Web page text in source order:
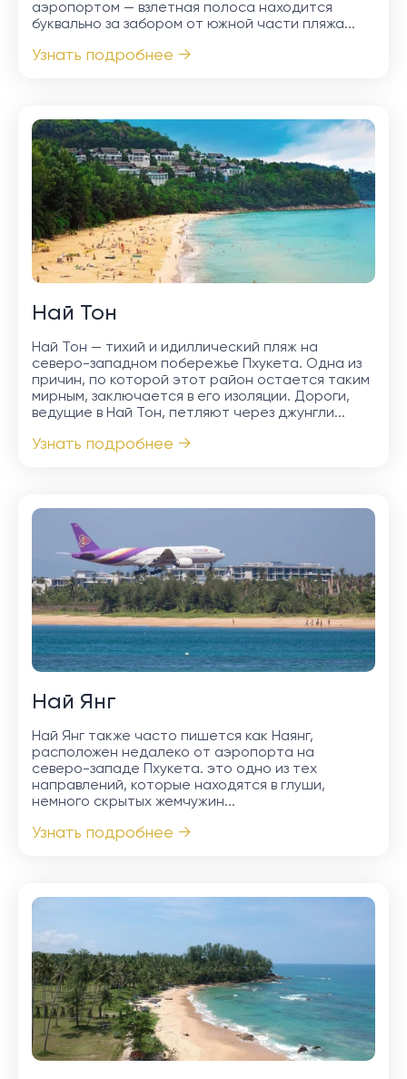
аэропортом — взлетная полоса находится
буквально за забором от южной части пляжа...
Узнать подробнее →
Най Тон
Най Тон — тихий и идиллический пляж на
северо-западном побережье Пхукета. Одна из
причин, по которой этот район остается таким
мирным, заключается в его изоляции. Дороги,
ведущие в Най Тон, петляют через джунгли...
Узнать подробнее →
Най Янг
Най Янг также часто пишется как Наянг,
расположен недалеко от аэропорта на
северо-западе Пхукета. это одно из тех
направлений, которые находятся в глуши,
немного скрытых жемчужин...
Узнать подробнее →